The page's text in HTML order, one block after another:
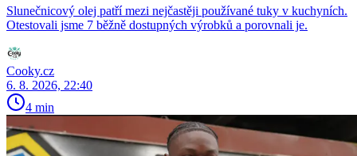
Slunečnicový olej patří mezi nejčastěji používané tuky v kuchyních.
Otestovali jsme 7 běžně dostupných výrobků a porovnali je.
Cooky.cz
6. 8. 2026, 22:40
4 min